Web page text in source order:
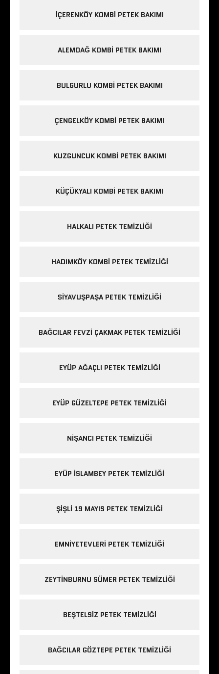
IÇERENKÖY KOMBI PETEK BAKIMI
ALEMDAĞ KOMBI PETEK BAKIMI
BULGURLU KOMBI PETEK BAKIMI
ÇENGELKÖY KOMBI PETEK BAKIMI
KUZGUNCUK KOMBI PETEK BAKIMI
KÜÇÜKYALI KOMBI PETEK BAKIMI
HALKALI PETEK TEMIZLIĞI
HADIMKÖY KOMBI PETEK TEMIZLIĞI
SIYAVUŞPAŞA PETEK TEMIZLIĞI
BAĞCILAR FEVZI ÇAKMAK PETEK TEMIZLIĞI
EYÜP AĞAÇLI PETEK TEMIZLIĞI
EYÜP GÜZELTEPE PETEK TEMIZLIĞI
NIŞANCI PETEK TEMIZLIĞI
EYÜP ISLAMBEY PETEK TEMIZLIĞI
ŞIŞLI 19 MAYIS PETEK TEMIZLIĞI
EMNIYETEVLERI PETEK TEMIZLIĞI
ZEYTINBURNU SÜMER PETEK TEMIZLIĞI
BEŞTELSIZ PETEK TEMIZLIĞI
BAĞCILAR GÖZTEPE PETEK TEMIZLIĞI